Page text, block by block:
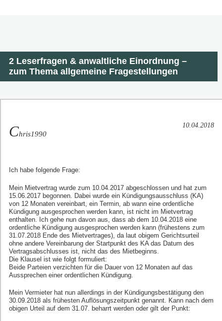
2 Leserfragen & anwaltliche Einordnung –
zum Thema allgemeine Fragestellungen
Chris1990
10.04.2018
Ich habe folgende Frage:
Mein Mietvertrag wurde zum 10.04.2017 abgeschlossen und hat zum
15.06.2017 begonnen. Dabei wurde ein Kündigungsausschluss (KA)
von 12 Monaten vereinbart, ein Termin, ab wann eine ordentliche
Kündigung ausgesprochen werden kann, ist nicht im Mietvertrag
enthalten. Ich gehe nun davon aus, dass ab dem 10.04.2018 eine
ordentliche Kündigung ausgesprochen werden kann (frühestens zum
31.07.2018 Ende des Mietvertrages), da laut obigem Gerichtsurteil
ohne andere Vereinbarung der Startpunkt des KA das Datum des
Vertragsabschlusses ist, nicht das des Mietbeginns.
Die Klausel ist wie folgt formuliert:
Beide Parteien verzichten für die Dauer von 12 Monaten auf das
Aussprechen einer ordentlichen Kündigung.
Mein Vermieter hat nun allerdings in der Kündigungsbestätigung den
30.09.2018 als frühesten Auflösungszeitpunkt genannt. Kann nach dem
obigen Urteil auf dem 31.07. beharrt werden oder gilt der Punkt: